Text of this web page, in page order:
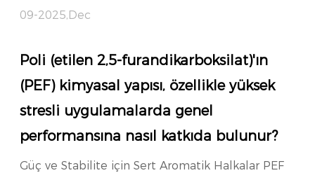
09-2025,Dec
Poli (etilen 2,5-furandikarboksilat)'ın
(PEF) kimyasal yapısı, özellikle yüksek
stresli uygulamalarda genel
performansına nasıl katkıda bulunur?
Güç ve Stabilite için Sert Aromatik Halkalar PEF